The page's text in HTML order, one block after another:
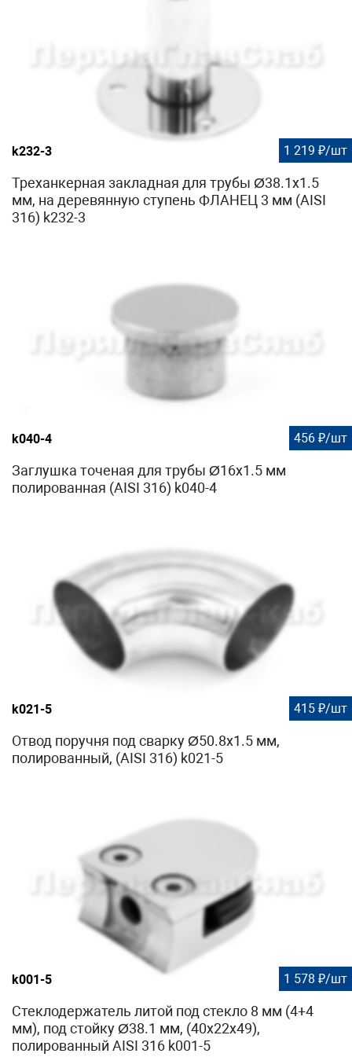
k232-3 1 219 ₽/шт
Треханкерная закладная для трубы Ø38.1х1.5
мм, на деревянную ступень ФЛАНЕЦ 3 мм (AISI
316) k232-3
k040-4 456 ₽/шт
Заглушка точеная для трубы Ø16х1.5 мм
полированная (AISI 316) k040-4
k021-5 415 ₽/шт
Отвод поручня под сварку Ø50.8х1.5 мм,
полированный, (AISI 316) k021-5
k001-5 1 578 ₽/шт
Стеклодержатель литой под стекло 8 мм (4+4
мм), под стойку Ø38.1 мм, (40х22х49),
полированный AISI 316 k001-5